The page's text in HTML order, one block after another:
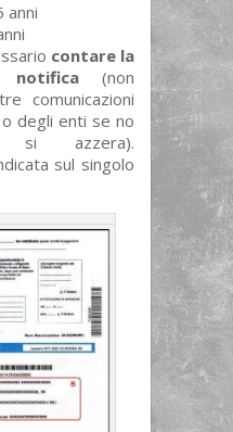
anni
contare la
notifica(non
comunicazioni
degli enti se no
si azzera).
sul singolo